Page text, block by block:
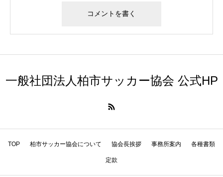
一般社団法人柏市サッカー協会 公式HP
TOP 柏市サッカー協会について 協会長挨拶 事務所案内 各種書類
定款